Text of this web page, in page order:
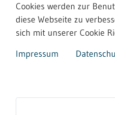
Cookies werden zur
diese Webseite zu
sich mit unserer Cookie
Impressum